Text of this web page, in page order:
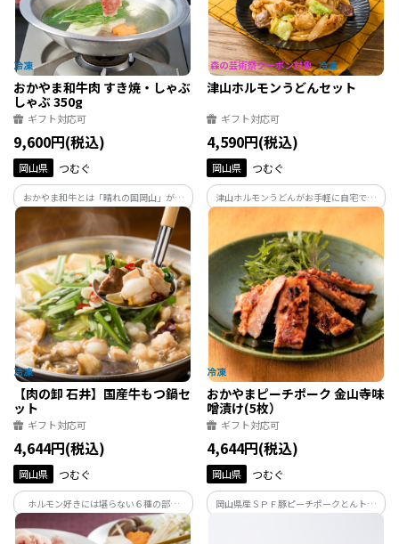
おかやま和牛肉 すき焼・しゃぶ
しゃぶ 350g
ギフト対応可
9,600円(税込)
岡山県 つむぐ
おかやま和牛とは「晴れの国岡山」が誇
るブランド和牛。やわらかな食感と香り
が和牛本来の味を堪能できます。おかやま
和牛ロースをすきしゃぶ用にスライスし
てお届け。
津山ホルモンうどんセット
ギフト対応可
4,590円(税込)
岡山県 つむぐ
津山ホルモンうどんがお手軽に自宅でお
召し上がりになれる商品です。調理レシピ
付き
【肉の卸 石井】国産牛もつ鍋セ
ット
ギフト対応可
4,644円(税込)
岡山県 つむぐ
ホルモン好きには堪らない６種の部位
（小腸・ギアラ・盲腸・直腸・ハツ・シ
マチョウ）が入ったもつ鍋セット。
おかやまピーチポーク 金山寺味
噌漬け(5枚）
ギフト対応可
4,644円(税込)
岡山県 つむぐ
岡山県産ＳＰＦ豚ピーチポークとんトン